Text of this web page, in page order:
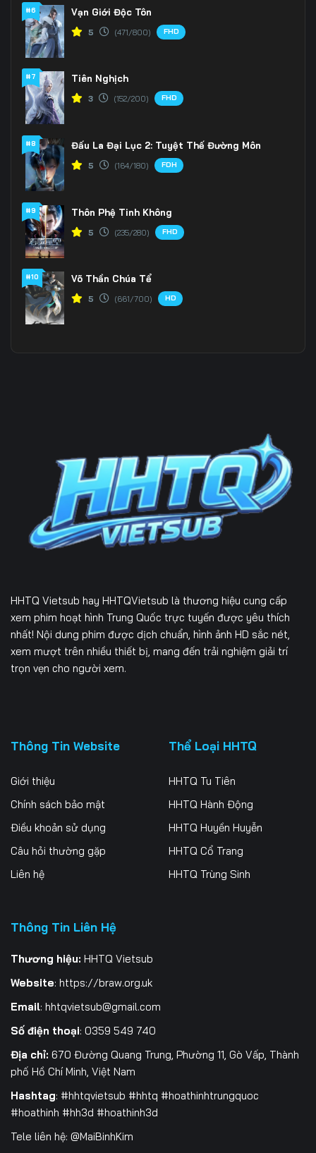
#6 Vạn Giới Độc Tôn
5 (471/800) FHD
#7 Tiên Nghịch
3 (152/200) FHD
#8 Đấu La Đại Lục 2: Tuyệt Thế Đường Môn
5 (164/180) FDH
#9 Thôn Phệ Tinh Không
5 (235/280) FHD
#10 Võ Thần Chúa Tể
5 (661/700) HD
HHTQ Vietsub hay HHTQVietsub là thương hiệu cung cấp
xem phim hoạt hình Trung Quốc trực tuyến được yêu thích
nhất! Nội dung phim được dịch chuẩn, hình ảnh HD sắc nét,
xem mượt trên nhiều thiết bị, mang đến trải nghiệm giải trí
trọn vẹn cho người xem.
Thông Tin Website
Giới thiệu
Chính sách bảo mật
Điều khoản sử dụng
Câu hỏi thường gặp
Liên hệ
Thể Loại HHTQ
HHTQ Tu Tiên
HHTQ Hành Động
HHTQ Huyền Huyễn
HHTQ Cổ Trang
HHTQ Trùng Sinh
Thông Tin Liên Hệ
Thương hiệu: HHTQ Vietsub
Website: https://braw.org.uk
Email: hhtqvietsub@gmail.com
Số điện thoại: 0359 549 740
Địa chỉ: 670 Đường Quang Trung, Phường 11, Gò Vấp, Thành
phố Hồ Chí Minh, Việt Nam
Hashtag: #hhtqvietsub #hhtq #hoathinhtrungquoc
#hoathinh #hh3d #hoathinh3d
Tele liên hệ: @MaiBinhKim